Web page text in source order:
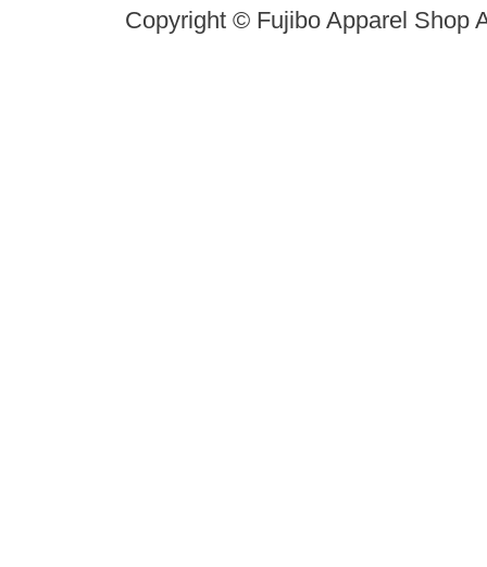
Copyright © Fujibo Apparel Shop